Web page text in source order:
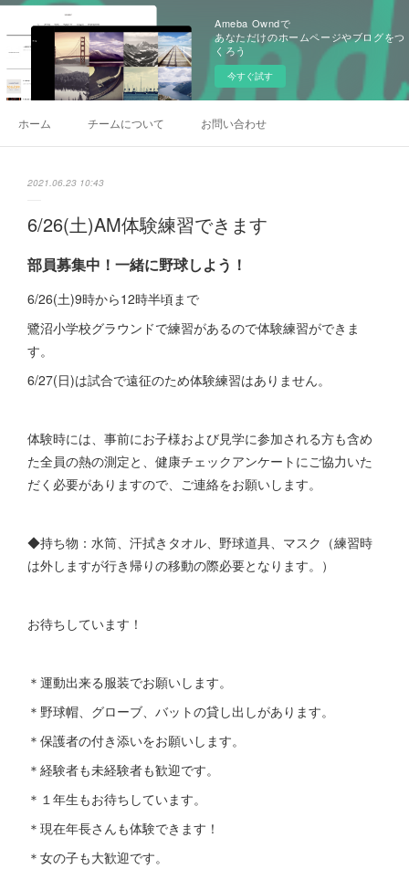
Ameba Owndで
あなただけのホームページやブログをつ
くろう
今すぐ試す
ホーム チームについて お問い合わせ
2021.06.23 10:43
6/26(土)AM体験練習できます
部員募集中！一緒に野球しよう！
6/26(土)9時から12時半頃まで
鷺沼小学校グラウンドで練習があるので体験練習ができま
す。
6/27(日)は試合で遠征のため体験練習はありません。
体験時には、事前にお子様および見学に参加される方も含め
た全員の熱の測定と、健康チェックアンケートにご協力いた
だく必要がありますので、ご連絡をお願いします。
◆持ち物：水筒、汗拭きタオル、野球道具、マスク（練習時
は外しますが行き帰りの移動の際必要となります。）
お待ちしています！
＊運動出来る服装でお願いします。
＊野球帽、グローブ、バットの貸し出しがあります。
＊保護者の付き添いをお願いします。
＊経験者も未経験者も歓迎です。
＊１年生もお待ちしています。
＊現在年長さんも体験できます！
＊女の子も大歓迎です。